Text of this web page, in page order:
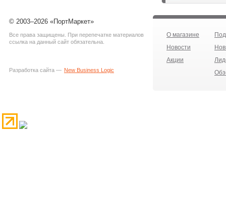
© 2003–2026 «ПортМаркет»
Все права защищены. При перепечатке материалов
ссылка на данный сайт обязательна.
Разработка сайта — New Business Logic
О магазине
Новости
Акции